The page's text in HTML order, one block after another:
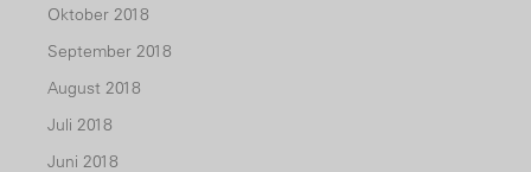
Oktober 2018
September 2018
August 2018
Juli 2018
Juni 2018